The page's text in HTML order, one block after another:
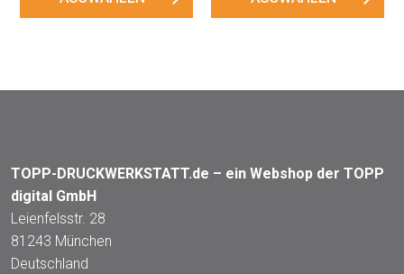
TOPP-DRUCKWERKSTATT.de – ein Webshop der TOPP
digital GmbH
Leienfelsstr. 28
81243 München
Deutschland